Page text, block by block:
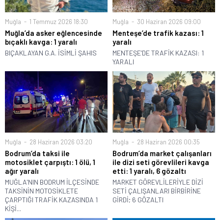
Muğla 1 Temmuz 2026 18:30
Muğla’da asker eğlencesinde
bıçaklı kavga: 1 yaralı
BIÇAKLAYAN G.A. İSİMLİ ŞAHIS
Muğla 30 Haziran 2026 09:00
Menteşe’de trafik kazası: 1
yaralı
MENTEŞE’DE TRAFİK KAZASI: 1
YARALI
Muğla 28 Haziran 2026 03:20
Bodrum’da taksi ile
motosiklet çarpıştı: 1 ölü, 1
ağır yaralı
MUĞLA'NIN BODRUM İLÇESİNDE
TAKSİNİN MOTOSİKLETE
ÇARPTIĞI TRAFİK KAZASINDA 1
KİŞİ...
Muğla 28 Haziran 2026 00:35
Bodrum’da market çalışanları
ile dizi seti görevlileri kavga
etti: 1 yaralı, 6 gözaltı
MARKET GÖREVLİLERİYLE DİZİ
SETİ ÇALIŞANLARI BİRBİRİNE
GİRDİ; 6 GÖZALTI